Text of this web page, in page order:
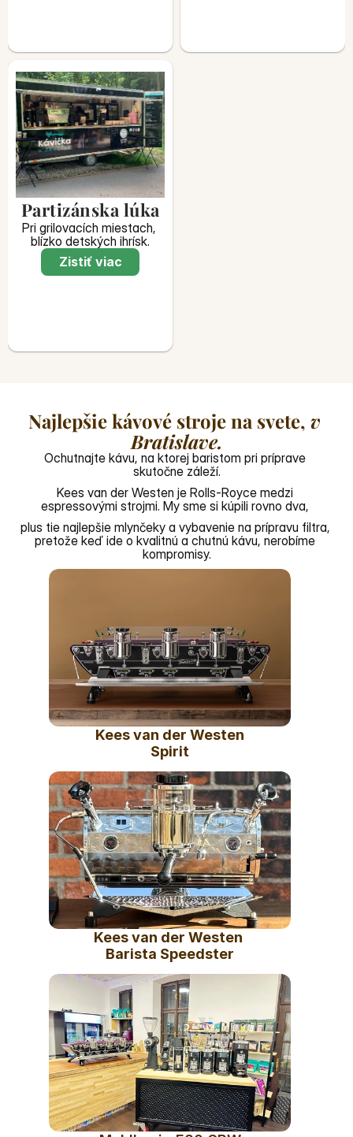
Partizánska lúka
Pri grilovacích miestach,
blízko detských ihrísk.
Zistiť viac
Najlepšie kávové stroje na svete, v
Bratislave.
Ochutnajte kávu, na ktorej baristom pri príprave
skutočne záleží.
Kees van der Westen je Rolls-Royce medzi
espressovými strojmi. My sme si kúpili rovno dva,
plus tie najlepšie mlynčeky a vybavenie na prípravu filtra,
pretože keď ide o kvalitnú a chutnú kávu, nerobíme
kompromisy.
Kees van der Westen
Spirit
Kees van der Westen
Barista Speedster